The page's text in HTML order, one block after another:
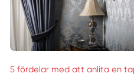
5 fördelar med att anlita en